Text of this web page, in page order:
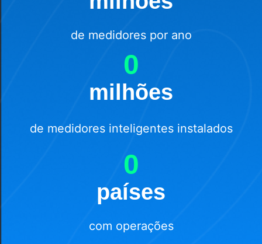
de medidores por ano
milhões
0
de medidores inteligentes instalados
países
0
com operações